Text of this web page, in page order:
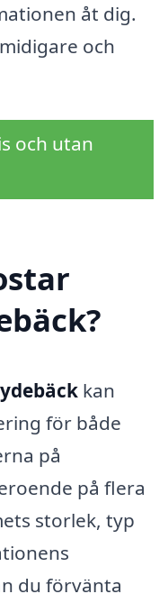
åt dig.
och
och utan
kan
för både
på
på flera
storlek, typ
du förvänta